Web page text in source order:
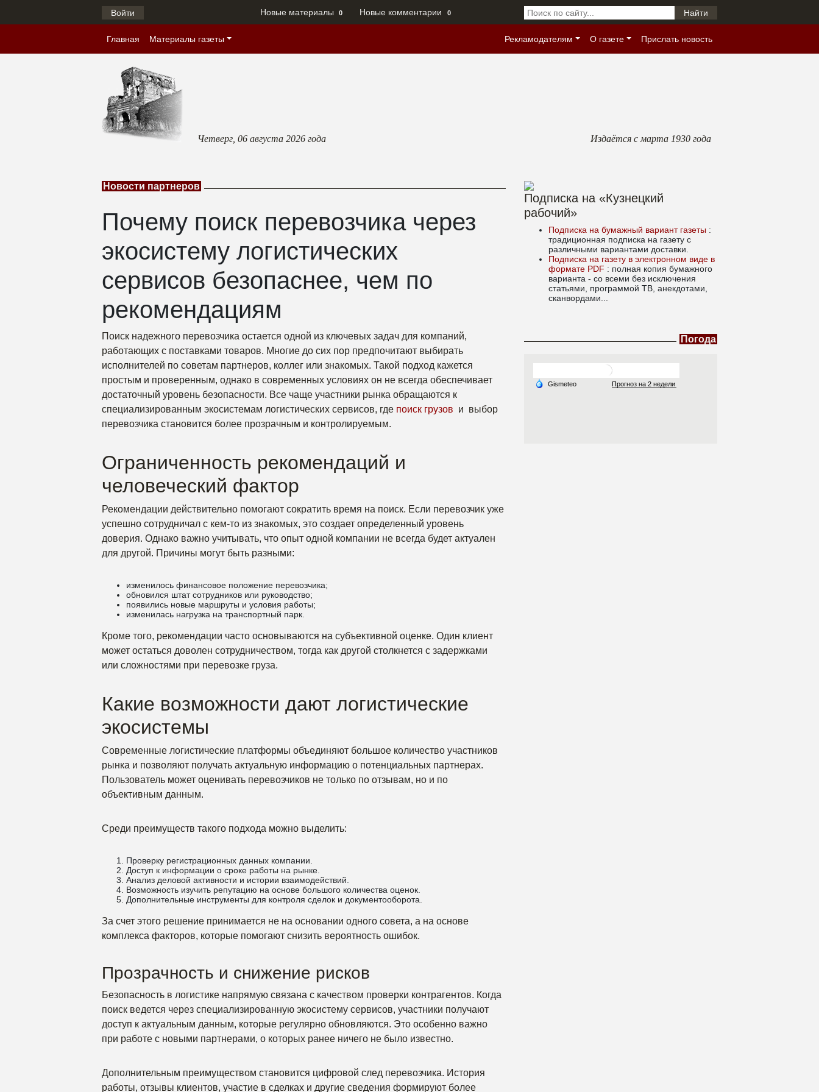
Войти Новые материалы 0 Новые комментарии 0
Главная Материалы газеты Рекламодателям О газете Прислать новость
Четверг, 06 августа 2026 года Издаётся с марта 1930 года
Новости партнеров
Почему поиск перевозчика через
экосистему логистических
сервисов безопаснее, чем по
рекомендациям
Поиск надежного перевозчика остается одной из ключевых задач для компаний,
работающих с поставками товаров. Многие до сих пор предпочитают выбирать
исполнителей по советам партнеров, коллег или знакомых. Такой подход кажется
простым и проверенным, однако в современных условиях он не всегда обеспечивает
достаточный уровень безопасности. Все чаще участники рынка обращаются к
специализированным экосистемам логистических сервисов, где поиск грузов и выбор
перевозчика становится более прозрачным и контролируемым.
Ограниченность рекомендаций и
человеческий фактор
Рекомендации действительно помогают сократить время на поиск. Если перевозчик уже
успешно сотрудничал с кем-то из знакомых, это создает определенный уровень
доверия. Однако важно учитывать, что опыт одной компании не всегда будет актуален
для другой. Причины могут быть разными:
изменилось финансовое положение перевозчика;
обновился штат сотрудников или руководство;
появились новые маршруты и условия работы;
изменилась нагрузка на транспортный парк.
Кроме того, рекомендации часто основываются на субъективной оценке. Один клиент
может остаться доволен сотрудничеством, тогда как другой столкнется с задержками
или сложностями при перевозке груза.
Какие возможности дают логистические
экосистемы
Современные логистические платформы объединяют большое количество участников
рынка и позволяют получать актуальную информацию о потенциальных партнерах.
Пользователь может оценивать перевозчиков не только по отзывам, но и по
объективным данным.
Среди преимуществ такого подхода можно выделить:
Проверку регистрационных данных компании.
Доступ к информации о сроке работы на рынке.
Анализ деловой активности и истории взаимодействий.
Возможность изучить репутацию на основе большого количества оценок.
Дополнительные инструменты для контроля сделок и документооборота.
За счет этого решение принимается не на основании одного совета, а на основе
комплекса факторов, которые помогают снизить вероятность ошибок.
Прозрачность и снижение рисков
Безопасность в логистике напрямую связана с качеством проверки контрагентов. Когда
поиск ведется через специализированную экосистему сервисов, участники получают
доступ к актуальным данным, которые регулярно обновляются. Это особенно важно
при работе с новыми партнерами, о которых ранее ничего не было известно.
Дополнительным преимуществом становится цифровой след перевозчика. История
работы, отзывы клиентов, участие в сделках и другие сведения формируют более
Подписка на «Кузнецкий
рабочий»
Подписка на бумажный вариант газеты :
традиционная подписка на газету с
различными вариантами доставки.
Подписка на газету в электронном виде в
формате PDF : полная копия бумажного
варианта - со всеми без исключения
статьями, программой ТВ, анекдотами,
сканвордами...
Погода